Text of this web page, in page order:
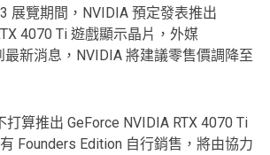
展覽期間，NVIDIA 預定發表推出
4070 Ti 遊戲顯示晶片，外媒
新消息，NVIDIA 將建議零售價調降至
算推出 GeForce NVIDIA RTX 4070 Ti
Founders Edition 自行銷售，將由協力